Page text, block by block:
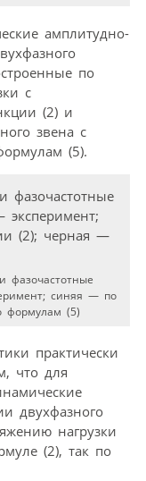
амплитудно-
по
с
(2) и
звена с
(5).
фазочастотные
синяя — по
формулам (5)
практически
что для
двухфазного
нагрузки
(2), так по